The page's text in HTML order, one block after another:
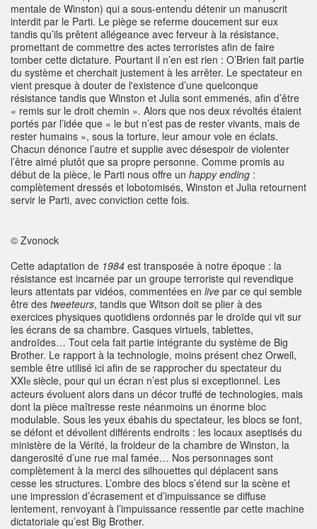
mentale de Winston) qui a sous-entendu détenir un manuscrit
interdit par le Parti. Le piège se referme doucement sur eux
tandis qu’ils prêtent allégeance avec ferveur à la résistance,
promettant de commettre des actes terroristes afin de faire
tomber cette dictature. Pourtant il n’en est rien : O’Brien fait partie
du système et cherchait justement à les arrêter. Le spectateur en
vient presque à douter de l'existence d’une quelconque
résistance tandis que Winston et Julia sont emmenés, afin d’être
« remis sur le droit chemin ». Alors que nos deux révoltés étaient
portés par l’idée que « le but n’est pas de rester vivants, mais de
rester humains », sous la torture, leur amour vole en éclats.
Chacun dénonce l’autre et supplie avec désespoir de violenter
l’être aimé plutôt que sa propre personne. Comme promis au
début de la pièce, le Parti nous offre un happy ending :
complètement dressés et lobotomisés, Winston et Julia retournent
servir le Parti, avec conviction cette fois.
© Zvonock
Cette adaptation de 1984 est transposée à notre époque : la
résistance est incarnée par un groupe terroriste qui revendique
leurs attentats par vidéos, commentées en live par ce qui semble
être des tweeteurs, tandis que Witson doit se plier à des
exercices physiques quotidiens ordonnés par le droïde qui vit sur
les écrans de sa chambre. Casques virtuels, tablettes,
androïdes… Tout cela fait partie intégrante du système de Big
Brother. Le rapport à la technologie, moins présent chez Orwell,
semble être utilisé ici afin de se rapprocher du spectateur du
XXIe siècle, pour qui un écran n’est plus si exceptionnel. Les
acteurs évoluent alors dans un décor truffé de technologies, mais
dont la pièce maîtresse reste néanmoins un énorme bloc
modulable. Sous les yeux ébahis du spectateur, les blocs se font,
se défont et dévoilent différents endroits : les locaux aseptisés du
ministère de la Vérité, la froideur de la chambre de Winston, la
dangerosité d’une rue mal famée… Nos personnages sont
complètement à la merci des silhouettes qui déplacent sans
cesse les structures. L’ombre des blocs s’étend sur la scène et
une impression d’écrasement et d’impuissance se diffuse
lentement, renvoyant à l’impuissance ressentie par cette machine
dictatoriale qu’est Big Brother.